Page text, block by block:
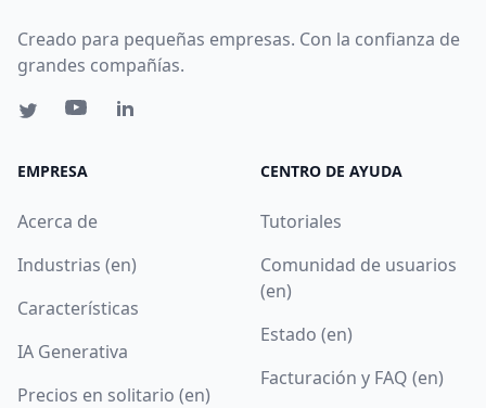
Creado para pequeñas empresas. Con la confianza de
grandes compañías.
EMPRESA
Acerca de
Industrias (en)
Características
IA Generativa
Precios en solitario (en)
CENTRO DE AYUDA
Tutoriales
Comunidad de usuarios
(en)
Estado (en)
Facturación y FAQ (en)